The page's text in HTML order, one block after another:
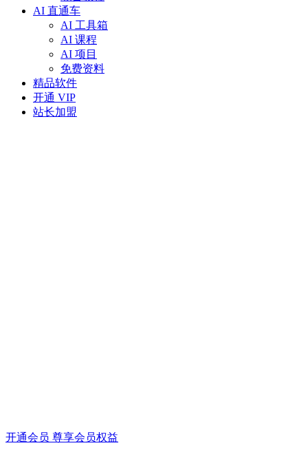
AI 直通车
AI 工具箱
AI 课程
AI 项目
免费资料
精品软件
开通 VIP
站长加盟
开通会员 尊享会员权益